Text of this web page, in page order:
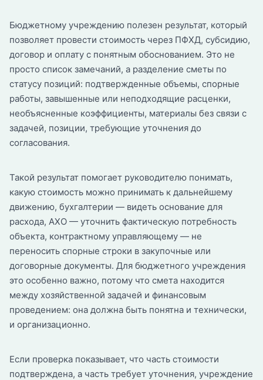
Бюджетному учреждению полезен результат, который
позволяет провести стоимость через ПФХД, субсидию,
договор и оплату с понятным обоснованием. Это не
просто список замечаний, а разделение сметы по
статусу позиций: подтвержденные объемы, спорные
работы, завышенные или неподходящие расценки,
необъясненные коэффициенты, материалы без связи с
задачей, позиции, требующие уточнения до
согласования.
Такой результат помогает руководителю понимать,
какую стоимость можно принимать к дальнейшему
движению, бухгалтерии — видеть основание для
расхода, АХО — уточнить фактическую потребность
объекта, контрактному управляющему — не
переносить спорные строки в закупочные или
договорные документы. Для бюджетного учреждения
это особенно важно, потому что смета находится
между хозяйственной задачей и финансовым
проведением: она должна быть понятна и технически,
и организационно.
Если проверка показывает, что часть стоимости
подтверждена, а часть требует уточнения, учреждение